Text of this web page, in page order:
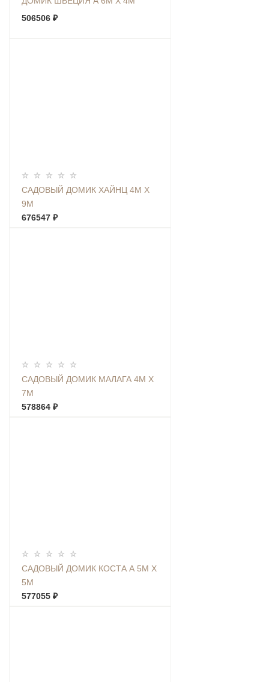
506506 ₽
САДОВЫЙ ДОМИК ХАЙНЦ 4М Х
9М
676547 ₽
САДОВЫЙ ДОМИК МАЛАГА 4М Х
7М
578864 ₽
САДОВЫЙ ДОМИК КОСТА А 5М Х
5М
577055 ₽